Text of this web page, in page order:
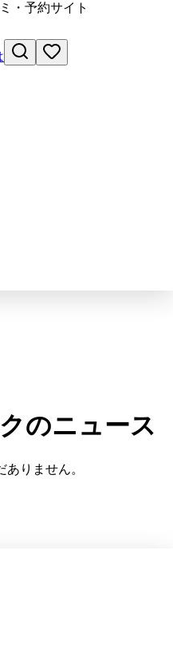
・予約サイト
のニュース
りません。